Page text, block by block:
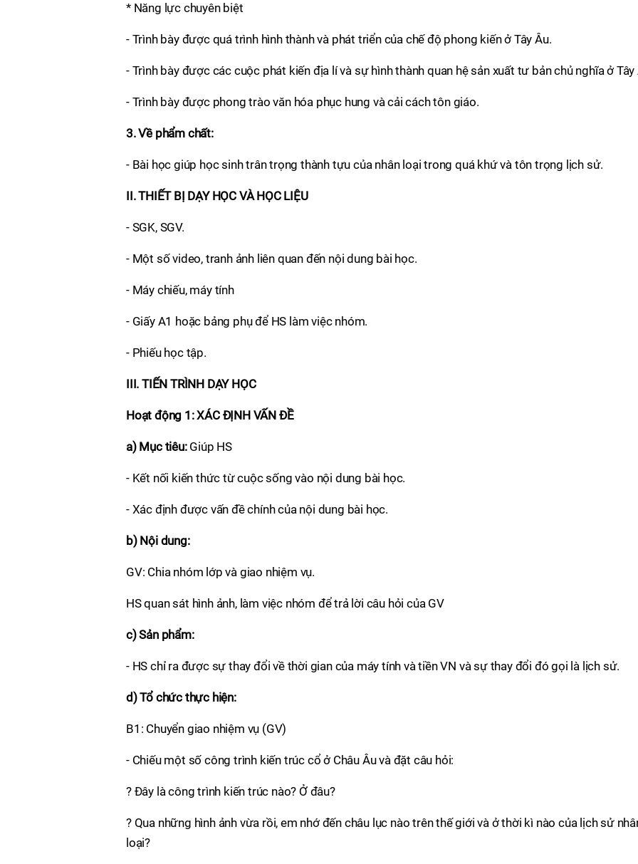
* Năng lực chuyên biệt
- Trình bày được quá trình hình thành và phát triển của chế độ phong kiến ở Tây Âu.
- Trình bày được các cuộc phát kiến địa lí và sự hình thành quan hệ sản xuất tư bản chủ nghĩa ở Tây
- Trình bày được phong trào văn hóa phục hung và cải cách tôn giáo.
3. Về phẩm chất:
- Bài học giúp học sinh trân trọng thành tựu của nhân loại trong quá khứ và tôn trọng lịch sử.
II. THIẾT BỊ DẠY HỌC VÀ HỌC LIỆU
- SGK, SGV.
- Một số video, tranh ảnh liên quan đến nội dung bài học.
- Máy chiếu, máy tính
- Giấy A1 hoặc bảng phụ để HS làm việc nhóm.
- Phiếu học tập.
III. TIẾN TRÌNH DẠY HỌC
Hoạt động 1: XÁC ĐỊNH VẤN ĐỀ
a) Mục tiêu:Giúp HS
- Kết nối kiến thức từ cuộc sống vào nội dung bài học.
- Xác định được vấn đề chính của nội dung bài học.
b) Nội dung:
GV: Chia nhóm lớp và giao nhiệm vụ.
HS quan sát hình ảnh, làm việc nhóm để trả lời câu hỏi của GV
c) Sản phẩm:
- HS chỉ ra được sự thay đổi về thời gian của máy tính và tiền VN và sự thay đổi đó gọi là lịch sử.
d) Tổ chức thực hiện:
B1: Chuyển giao nhiệm vụ (GV)
- Chiếu một số công trình kiến trúc cổ ở Châu Âu và đặt câu hỏi:
? Đây là công trình kiến trúc nào? Ở đâu?
? Qua những hình ảnh vừa rồi, em nhớ đến châu lục nào trên thế giới và ở thời kì nào của lịch sử
loại?